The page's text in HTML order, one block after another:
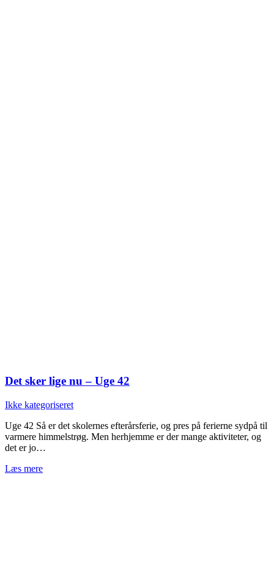
Det sker lige nu – Uge 42
Ikke kategoriseret
Uge 42 Så er det skolernes efterårsferie, og pres på ferierne sydpå til
varmere himmelstrøg. Men herhjemme er der mange aktiviteter, og
det er jo…
Læs mere